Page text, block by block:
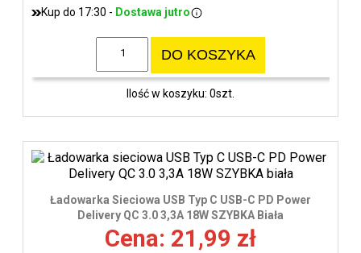
Kup do 17:30 - Dostawa jutro
DO KOSZYKA
Ilość w koszyku: 0szt.
Ładowarka Sieciowa USB Typ C USB-C PD Power
Delivery QC 3.0 3,3A 18W SZYBKA Biała
Cena: 21,99 zł